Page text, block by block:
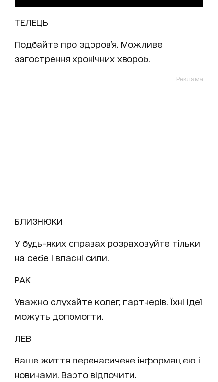
ТЕЛЕЦЬ
Подбайте про здоров’я. Можливе
загострення хронічних хвороб.
Реклама
БЛИЗНЮКИ
У будь-яких справах розраховуйте тільки
на себе і власні сили.
РАК
Уважно слухайте колег, партнерів. Їхні ідеї
можуть допомогти.
ЛЕВ
Ваше життя перенасичене інформацією і
новинами. Варто відпочити.